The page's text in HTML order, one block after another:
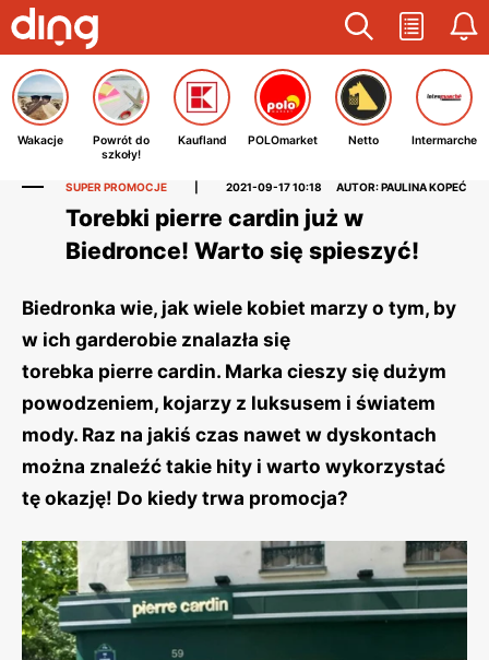
Wakacje
Powrót do
szkoły!
Kaufland POLOmarket Netto Intermarche
SUPER PROMOCJE 2021-09-17 10:18 AUTOR: PAULINA KOPEĆ
Torebki pierre cardin już w
Biedronce! Warto się spieszyć!
Biedronka wie, jak wiele kobiet marzy o tym, by
w ich garderobie znalazła się
torebka pierre cardin. Marka cieszy się dużym
powodzeniem, kojarzy z luksusem i światem
mody. Raz na jakiś czas nawet w dyskontach
można znaleźć takie hity i warto wykorzystać
tę okazję! Do kiedy trwa promocja?